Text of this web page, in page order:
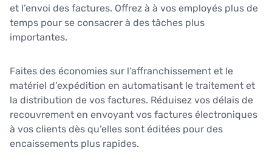
et l’envoi des factures. Offrez à à vos employés plus de
temps pour se consacrer à des tâches plus
importantes.
Faites des économies sur l’affranchissement et le
matériel d’expédition en automatisant le traitement et
la distribution de vos factures. Réduisez vos délais de
recouvrement en envoyant vos factures électroniques
à vos clients dès qu’elles sont éditées pour des
encaissements plus rapides.